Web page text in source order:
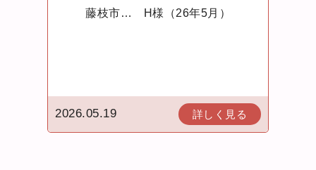
藤枝市… F様（26年5月）
2026.05.15 詳しく見る